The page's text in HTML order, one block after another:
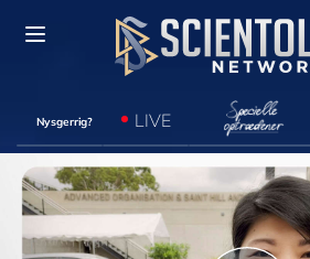
Nysgerrig? LIVE